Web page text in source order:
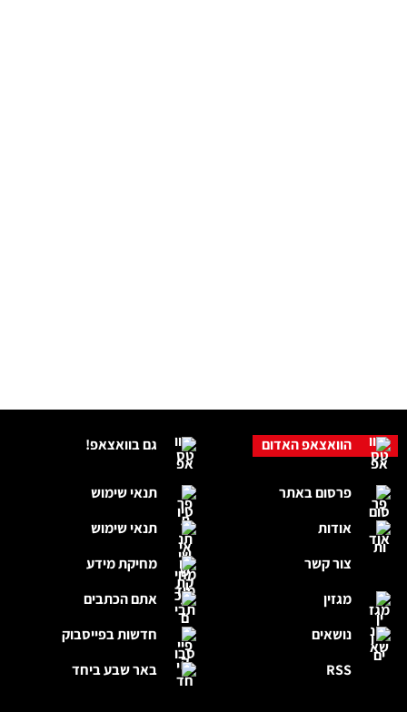
גם בוואצאפ!
תנאי שימוש
תנאי שימוש
מחיקת מידע
אתם הכתבים
חדשות בפייסבוק
באר שבע ביחד
הוואצאפ האדום
פרסום באתר
אודות
צור קשר
מגזין
נושאים
RSS